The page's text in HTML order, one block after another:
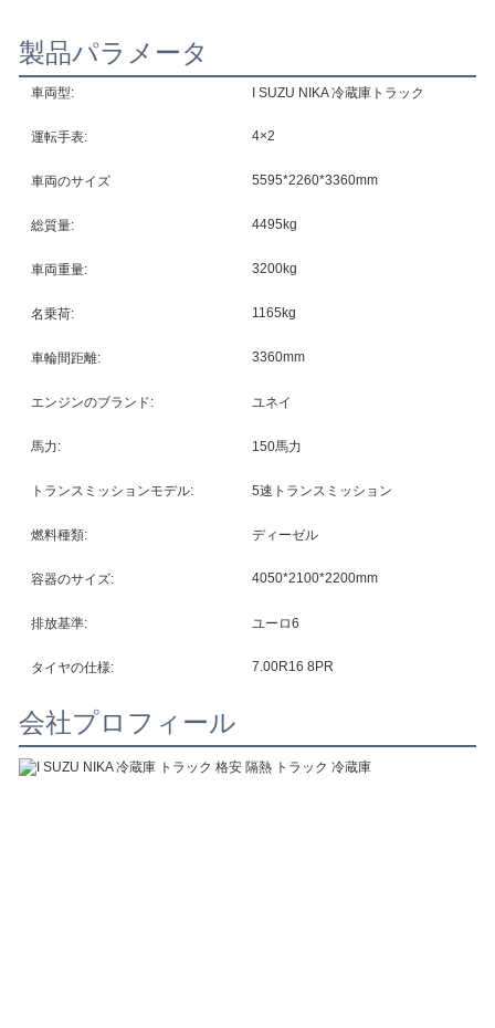
製品パラメータ
車両型: I SUZU NIKA 冷蔵庫トラック
運転手表: 4×2
車両のサイズ 5595*2260*3360mm
総質量: 4495kg
車両重量: 3200kg
名乗荷: 1165kg
車輪間距離: 3360mm
エンジンのブランド: ユネイ
馬力: 150馬力
トランスミッションモデル: 5速トランスミッション
燃料種類: ディーゼル
容器のサイズ: 4050*2100*2200mm
排放基準: ユーロ6
タイヤの仕様: 7.00R16 8PR
会社プロフィール